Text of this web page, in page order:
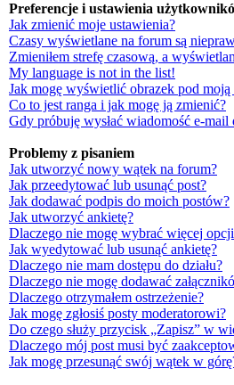
Preferencje i ustawienia
Jak zmienić moje ustawienia?
Czasy wyświetlane na forum są
Zmieniłem strefę czasową, a
My language is not in the list!
Jak mogę wyświetlić obrazek pod
Co to jest ranga i jak mogę ją zmienić?
Gdy próbuję wysłać wiadomość e-
Problemy z pisaniem
Jak utworzyć nowy wątek na forum?
Jak przeedytować lub usunąć post?
Jak dodawać podpis do moich postów?
Jak utworzyć ankietę?
Dlaczego nie mogę wybrać więcej
Jak wyedytować lub usunąć ankietę?
Dlaczego nie mam dostępu do działu?
Dlaczego nie mogę dodawać
Dlaczego otrzymałem ostrzeżenie?
Jak mogę zgłosiś posty moderatorowi?
Do czego służy przycisk „Zapisz” w
Dlaczego mój post musi być
Jak mogę przesunąć swój wątek w